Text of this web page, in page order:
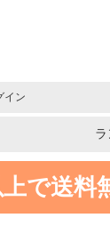
イン
で送料